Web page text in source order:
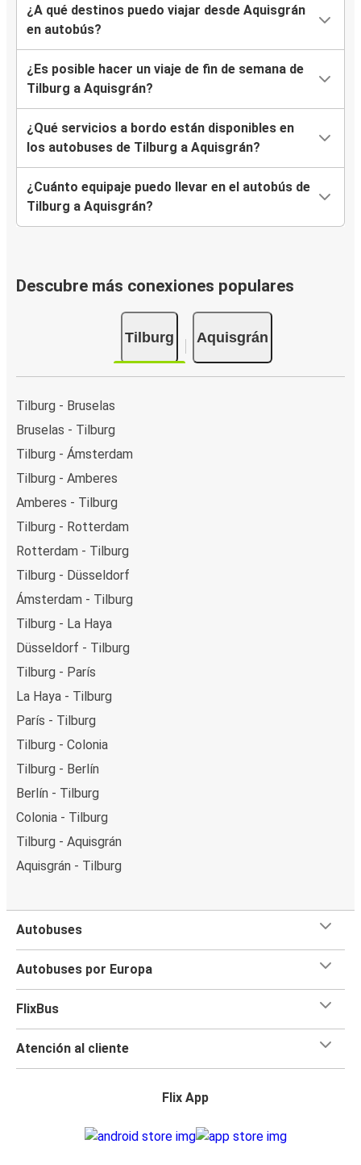
¿A qué destinos puedo viajar desde Aquisgrán
en autobús?
¿Es posible hacer un viaje de fin de semana de
Tilburg a Aquisgrán?
¿Qué servicios a bordo están disponibles en
los autobuses de Tilburg a Aquisgrán?
¿Cuánto equipaje puedo llevar en el autobús de
Tilburg a Aquisgrán?
Descubre más conexiones populares
Tilburg Aquisgrán
Tilburg - Bruselas
Bruselas - Tilburg
Tilburg - Ámsterdam
Tilburg - Amberes
Amberes - Tilburg
Tilburg - Rotterdam
Rotterdam - Tilburg
Tilburg - Düsseldorf
Ámsterdam - Tilburg
Tilburg - La Haya
Düsseldorf - Tilburg
Tilburg - París
La Haya - Tilburg
París - Tilburg
Tilburg - Colonia
Tilburg - Berlín
Berlín - Tilburg
Colonia - Tilburg
Tilburg - Aquisgrán
Aquisgrán - Tilburg
Autobuses
Autobuses por Europa
FlixBus
Atención al cliente
Flix App